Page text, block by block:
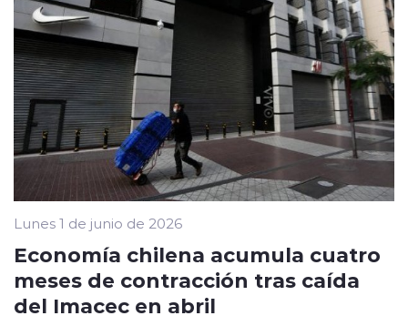
Lunes 1 de junio de 2026
Economía chilena acumula cuatro
meses de contracción tras caída
del Imacec en abril